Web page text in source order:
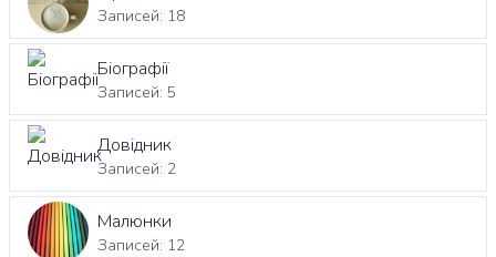
Записей: 18
Біографії
Записей: 5
Довідник
Записей: 2
Малюнки
Записей: 12